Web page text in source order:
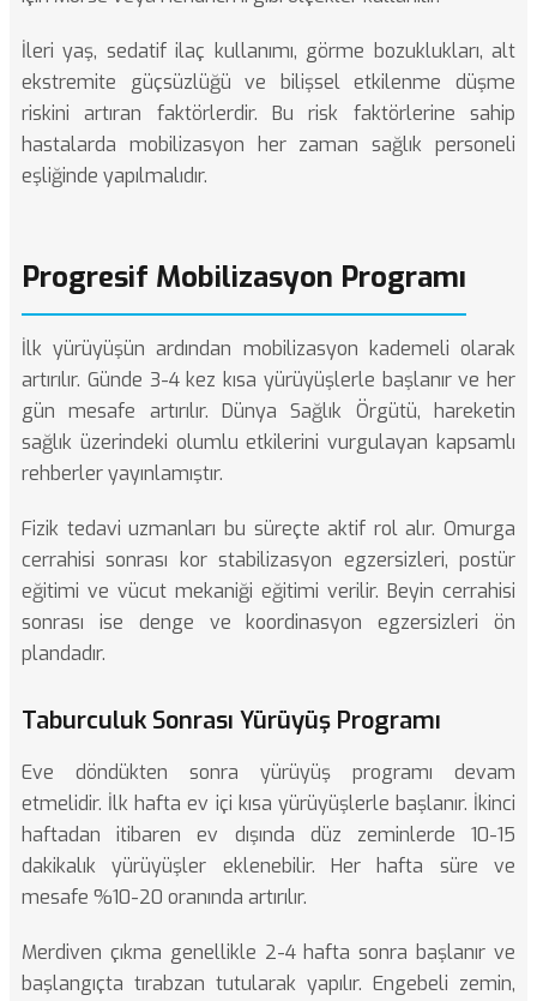
İleri yaş, sedatif ilaç kullanımı, görme bozuklukları, alt
ekstremite güçsüzlüğü ve bilişsel etkilenme düşme
riskini artıran faktörlerdir. Bu risk faktörlerine sahip
hastalarda mobilizasyon her zaman sağlık personeli
eşliğinde yapılmalıdır.
Progresif Mobilizasyon Programı
İlk yürüyüşün ardından mobilizasyon kademeli olarak
artırılır. Günde 3-4 kez kısa yürüyüşlerle başlanır ve her
gün mesafe artırılır. Dünya Sağlık Örgütü, hareketin
sağlık üzerindeki olumlu etkilerini vurgulayan kapsamlı
rehberler yayınlamıştır.
Fizik tedavi uzmanları bu süreçte aktif rol alır. Omurga
cerrahisi sonrası kor stabilizasyon egzersizleri, postür
eğitimi ve vücut mekaniği eğitimi verilir. Beyin cerrahisi
sonrası ise denge ve koordinasyon egzersizleri ön
plandadır.
Taburculuk Sonrası Yürüyüş Programı
Eve döndükten sonra yürüyüş programı devam
etmelidir. İlk hafta ev içi kısa yürüyüşlerle başlanır. İkinci
haftadan itibaren ev dışında düz zeminlerde 10-15
dakikalık yürüyüşler eklenebilir. Her hafta süre ve
mesafe %10-20 oranında artırılır.
Merdiven çıkma genellikle 2-4 hafta sonra başlanır ve
başlangıçta tırabzan tutularak yapılır. Engebeli zemin,